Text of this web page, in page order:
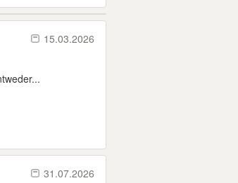
15.03.2026
31.07.2026